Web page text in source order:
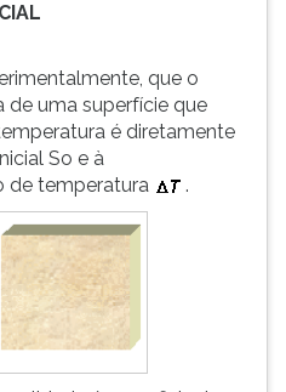
que o
uma superfície que
é diretamente
So e à
de temperatura
.